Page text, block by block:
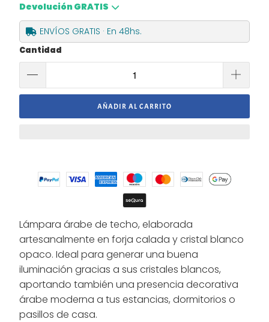
Devolución GRATIS
ENVÍOS GRATIS · En 48hs.
Cantidad
AÑADIR AL CARRITO
Lámpara árabe de techo, elaborada
artesanalmente en forja calada y cristal blanco
opaco. Ideal para generar una buena
iluminación gracias a sus cristales blancos,
aportando también una presencia decorativa
árabe moderna a tus estancias, dormitorios o
pasillos de casa.